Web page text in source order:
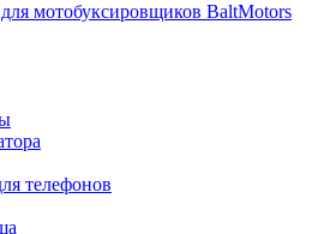
мотобуксировщиков BaltMotors
телефонов